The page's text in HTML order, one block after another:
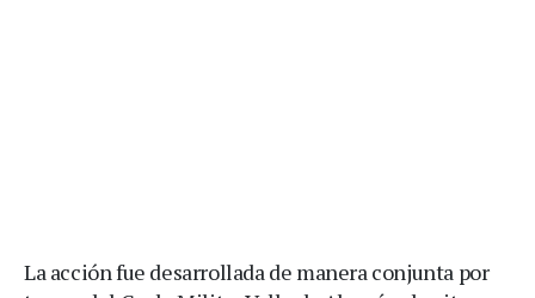
La acción fue desarrollada de manera conjunta por